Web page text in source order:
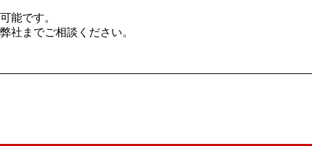
能です。
社までご相談ください。